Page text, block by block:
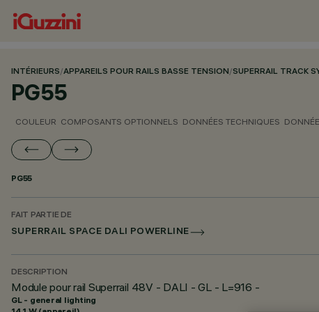
INTÉRIEURS/APPAREILS POUR RAILS BASSE TENSION/SUPERRAIL TRACK
PG55
COULEUR COMPOSANTS OPTIONNELS DONNÉES TECHNIQUES
PG55
FAIT PARTIE DE
SUPERRAIL SPACE DALI POWERLINE
DESCRIPTION
Module pour rail Superrail 48V - DALI - GL - L=916 -
GL - general lighting